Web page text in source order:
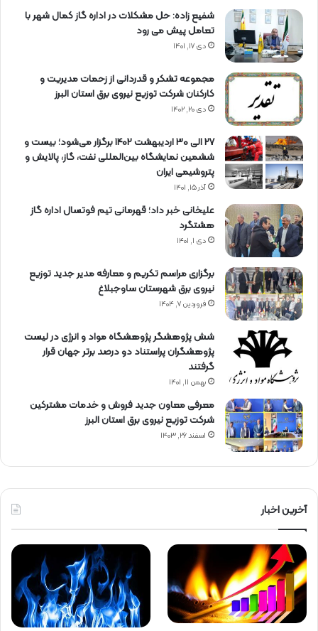
شفیع زاده: حل مشکلات در اداره گاز کمال شهر با
تعامل پیش می رود
دی ۱۷, ۱۴۰۱
مجموعه تشکر و قدردانی از زحمات مدیریت و
کارکنان شرکت توزیع نیروی برق استان البرز
دی ۲۰, ۱۴۰۲
27 الی 30 اردیبهشت 1402 برگزار می‌شود؛ بیست و
ششمین نمایشگاه بین‌المللی نفت، گاز، پالایش و
پتروشیمی ایران
آذر ۱۵, ۱۴۰۱
علیخانی خبر داد؛ قهرمانی تیم فوتسال اداره گاز
هشتگرد
دی ۱, ۱۴۰۱
برگزاری مراسم تكریم و معارفه مدیر جدید توزیع
نیروی برق شهرستان ساوجبلاغ
فروردین ۷, ۱۴۰۴
شش پژوهشگر پژوهشگاه مواد و انرژی در لیست
پژوهشگران پراستناد دو درصد برتر جهان قرار
گرفتند
بهمن ۱۱, ۱۴۰۱
معرفی معاون جدید فروش و خدمات مشتركین
شركت توزیع نیروی برق استان البرز
اسفند ۲۶, ۱۴۰۳
آخرین اخبار